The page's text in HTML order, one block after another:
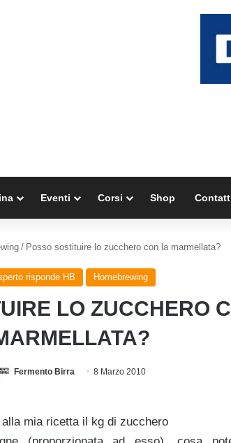
Eventi Corsi Shop
/ Posso sostituire lo zucchero con la marmellata?
risponde HB Homebrewing
LO ZUCCHERO
Fermento Birra 8 Marzo 2010
mia ricetta il kg di zucchero